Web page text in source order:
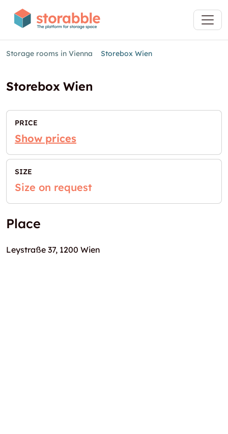
Storage rooms in Vienna Storebox Wien
Storebox Wien
PRICE
Show prices
SIZE
Size on request
Place
Leystraße 37, 1200 Wien